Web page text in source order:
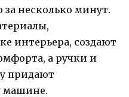
за несколько минут.
интерьера, создают
а ручки и
придают
машине.